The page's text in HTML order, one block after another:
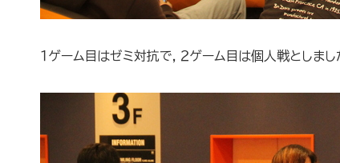
１ゲーム目はゼミ対抗で，２ゲーム目は個人戦としまし